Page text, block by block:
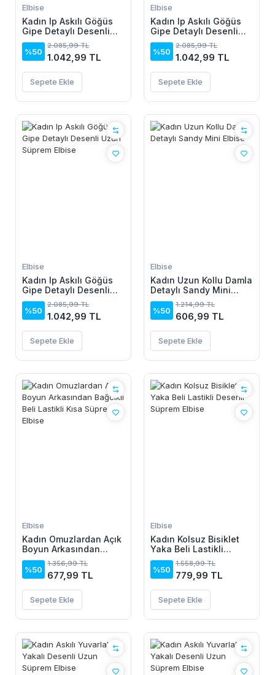
Elbise
Kadın Ip Askılı Göğüs
Gipe Detaylı Desenli
Uzun Süprem Elbise
%50
2.085,99 TL
1.042,99 TL
Sepete Ekle
Elbise
Kadın Ip Askılı Göğüs
Gipe Detaylı Desenli
Uzun Süprem Elbise
%50
2.085,99 TL
1.042,99 TL
Sepete Ekle
Elbise
Kadın Ip Askılı Göğüs
Gipe Detaylı Desenli
Uzun Süprem Elbise
%50
2.085,99 TL
1.042,99 TL
Sepete Ekle
Elbise
Kadın Uzun Kollu Damla
Detaylı Sandy Mini
Elbise
%50
1.214,99 TL
606,99 TL
Sepete Ekle
Elbise
Kadın Omuzlardan Açık
Boyun Arkasından
Bağcıklı Beli Lastikli
Kısa Süprem Elbise
%50
1.356,99 TL
677,99 TL
Sepete Ekle
Elbise
Kadın Kolsuz Bisiklet
Yaka Beli Lastikli
Desenli Süprem Elbise
%50
1.558,99 TL
779,99 TL
Sepete Ekle